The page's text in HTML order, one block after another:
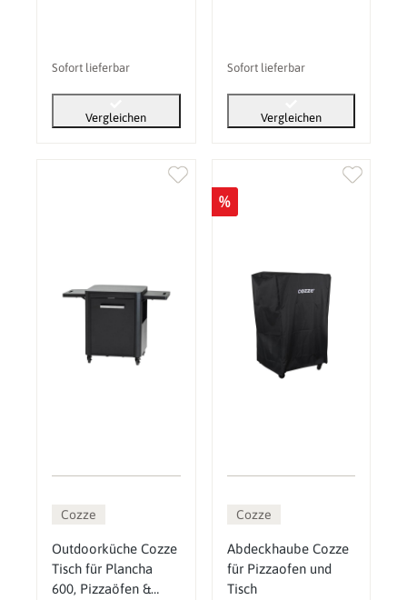
Sofort lieferbar
Vergleichen
Sofort lieferbar
Vergleichen
Cozze
Outdoorküche Cozze
Tisch für Plancha
600, Pizzaöfen &
%
Cozze
Abdeckhaube Cozze
für Pizzaofen und
Tisch